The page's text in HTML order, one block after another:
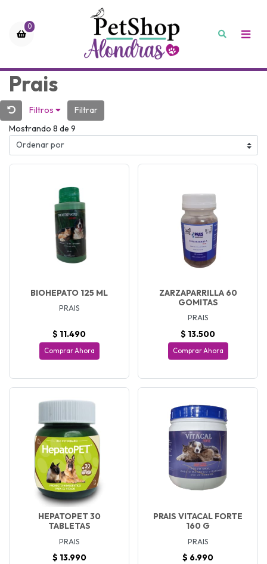
0
Prais
Filtros
Filtrar
Mostrando 8 de 9
BIOHEPATO 125 ML
PRAIS
$ 11.490
Comprar Ahora
ZARZAPARRILLA 60
GOMITAS
PRAIS
$ 13.500
Comprar Ahora
HEPATOPET 30
TABLETAS
PRAIS
$ 13.990
PRAIS VITACAL FORTE
160 G
PRAIS
$ 6.990